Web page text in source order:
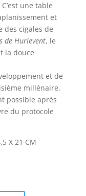
une table
et
des cigales de
de Hurlevent, le
la douce
et de
millénaire.
possible après
du protocole
X 21 CM